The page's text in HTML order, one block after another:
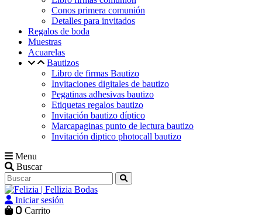
Conos primera comunión
Detalles para invitados
Regalos de boda
Muestras
Acuarelas
Bautizos
Libro de firmas Bautizo
Invitaciones digitales de bautizo
Pegatinas adhesivas bautizo
Etiquetas regalos bautizo
Invitación bautizo díptico
Marcapaginas punto de lectura bautizo
Invitación diptico photocall bautizo
Menu
Buscar
Iniciar sesión
0 Carrito